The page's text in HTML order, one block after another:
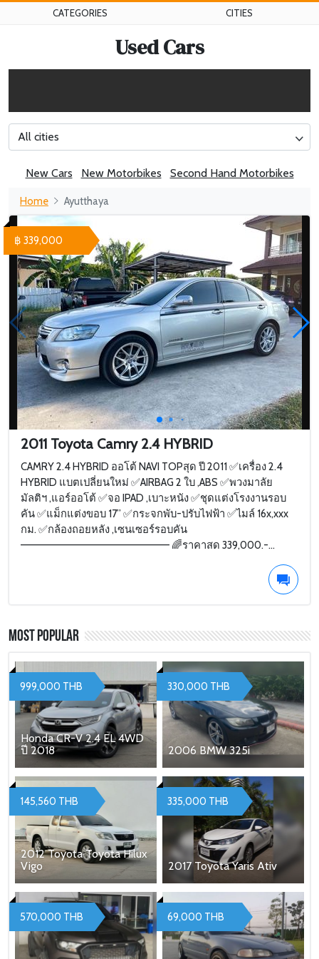
CATEGORIES CITIES
Used Cars
All cities
New Cars New Motorbikes Second Hand Motorbikes
Home Ayutthaya
2011 Toyota Camry 2.4 HYBRID
CAMRY 2.4 HYBRID ออโต้ NAVI TOPสุด ปี 2011 ✅เครื่อง 2.4
HYBRID แบตเปลี่ยนใหม่ ✅AIRBAG 2 ใบ ,ABS ✅พวงมาลัย
มัลติฯ ,แอร์ออโต้ ✅จอ IPAD ,เบาะหนัง ✅ชุดแต่งโรงงานรอบ
คัน ✅แม็กแต่งขอบ 17” ✅กระจกพับ-ปรับไฟฟ้า ✅ไมล์ 16x,xxx
กม. ✅กล้องถอยหลัง ,เซนเซอร์รอบคัน
——————————————————— 🌈ราคาสด 339,000.-...
฿ 339,000
Most Popular
Honda CR-V 2.4 EL 4WD
ปี 2018
999,000 THB
2006 BMW 325i
330,000 THB
2012 Toyota Toyota Hilux
Vigo
145,560 THB
2017 Toyota Yaris Ativ
335,000 THB
570,000 THB 69,000 THB